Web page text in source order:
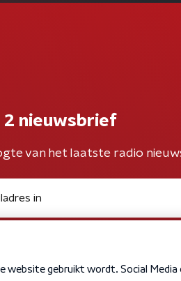
2 nieuwsbrief
van het laatste radio